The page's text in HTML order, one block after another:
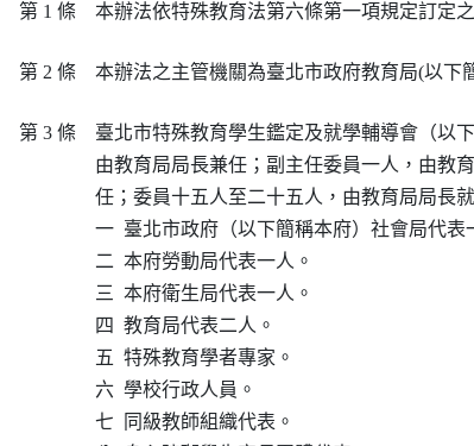
第 1 條 本辦法依特殊教育法第六條第一項規定訂定之
第 2 條 本辦法之主管機關為臺北市政府教育局(以下
第 3 條
臺北市特殊教育學生鑑定及就學輔導會（以
由教育局局長兼任；副主任委員一人，由教
任；委員十五人至二十五人，由教育局局長
一  臺北市政府（以下簡稱本府）社會局代表
二  本府勞動局代表一人。
三  本府衛生局代表一人。
四  教育局代表二人。
五  特殊教育學者專家。
六  學校行政人員。
七  同級教師組織代表。